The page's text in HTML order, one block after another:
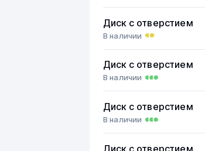
Диск с отверстием
В наличии
Диск с отверстием
В наличии
Диск с отверстием
В наличии